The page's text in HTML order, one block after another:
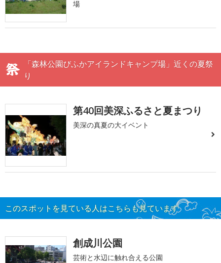
場
「森林公園びふかアイランドキャンプ場」近くの夏祭
り
第40回美深ふるさと夏まつり
美深の真夏の大イベント
このスポットを見ている人はこちらも見ています
創成川公園
芸術と水辺に触れ合える公園